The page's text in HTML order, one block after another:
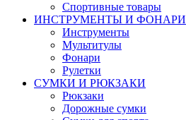
Спортивные товары
ИНСТРУМЕНТЫ И ФОНАРИ
Инструменты
Мультитулы
Фонари
Рулетки
СУМКИ И РЮКЗАКИ
Рюкзаки
Дорожные сумки